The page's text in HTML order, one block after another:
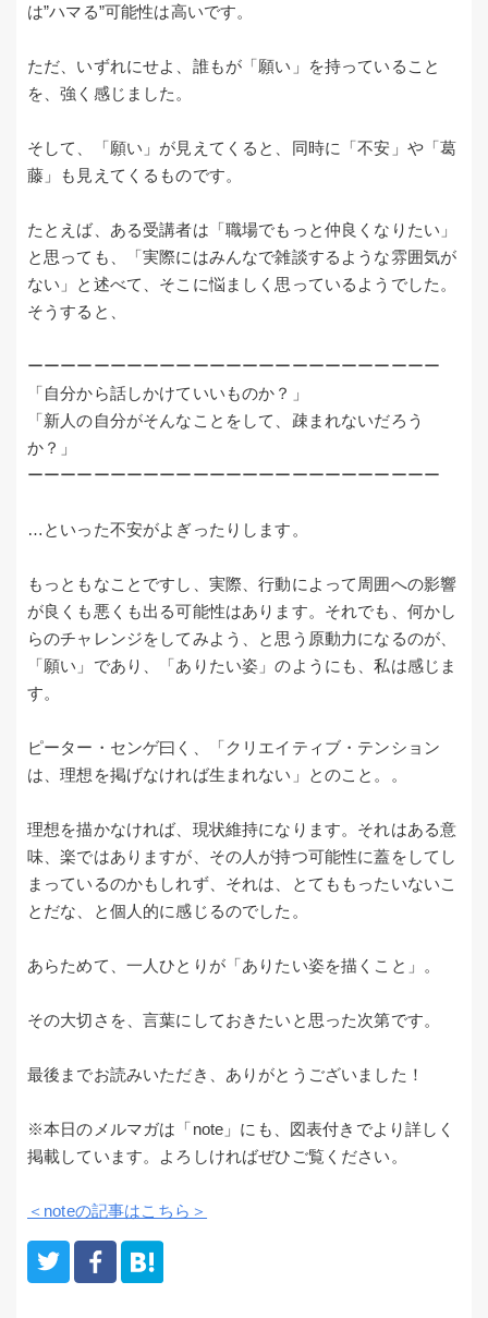
は”ハマる”可能性は高いです。
ただ、いずれにせよ、誰もが「願い」を持っていること
を、強く感じました。
そして、「願い」が見えてくると、同時に「不安」や「葛
藤」も見えてくるものです。
たとえば、ある受講者は「職場でもっと仲良くなりたい」
と思っても、「実際にはみんなで雑談するような雰囲気が
ない」と述べて、そこに悩ましく思っているようでした。
そうすると、
ーーーーーーーーーーーーーーーーーーーーーーーーー
「自分から話しかけていいものか？」
「新人の自分がそんなことをして、疎まれないだろう
か？」
ーーーーーーーーーーーーーーーーーーーーーーーーー
…といった不安がよぎったりします。
もっともなことですし、実際、行動によって周囲への影響
が良くも悪くも出る可能性はあります。それでも、何かし
らのチャレンジをしてみよう、と思う原動力になるのが、
「願い」であり、「ありたい姿」のようにも、私は感じま
す。
ピーター・センゲ曰く、「クリエイティブ・テンション
は、理想を掲げなければ生まれない」とのこと。。
理想を描かなければ、現状維持になります。それはある意
味、楽ではありますが、その人が持つ可能性に蓋をしてし
まっているのかもしれず、それは、とてももったいないこ
とだな、と個人的に感じるのでした。
あらためて、一人ひとりが「ありたい姿を描くこと」。
その大切さを、言葉にしておきたいと思った次第です。
最後までお読みいただき、ありがとうございました！
※本日のメルマガは「note」にも、図表付きでより詳しく
掲載しています。よろしければぜひご覧ください。
＜noteの記事はこちら＞